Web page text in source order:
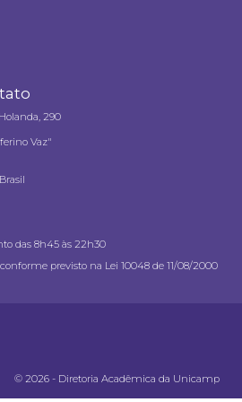
290
Vaz"
das 8h45 às 22h30
previsto na Lei 10048 de 11/08/2000
© 2026 - Diretoria Acadêmica da Unicamp